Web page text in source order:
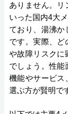
ありません。リ
いった国内4大
ており、湯沸か
です。実際、ど
や故障リスクに
でしょう。性能
機能やサービス
選ぶ方が賢明で